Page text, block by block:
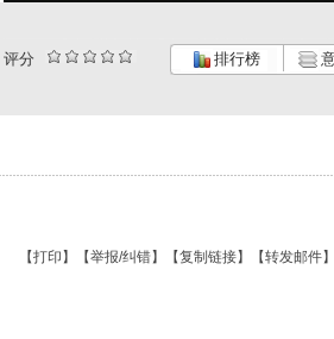
评分 排行榜
【打印 】【举报/纠错】【复制链接】【转发邮件